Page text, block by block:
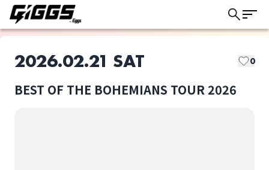
2026.02.21 SAT 0
BEST OF THE BOHEMIANS TOUR 2026